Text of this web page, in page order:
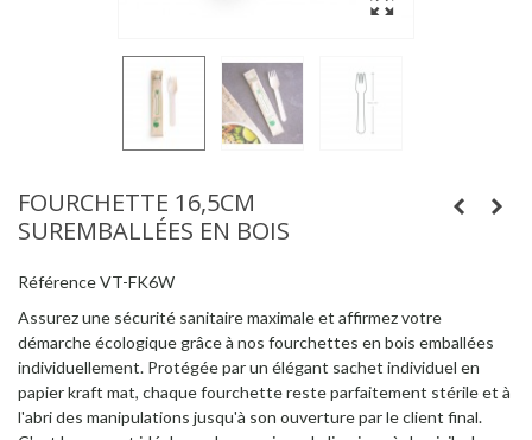
FOURCHETTE 16,5CM
SUREMBALLÉES EN BOIS
RéférenceVT-FK6W
Assurez une sécurité sanitaire maximale et affirmez votre
démarche écologique grâce à nos fourchettes en bois emballées
individuellement. Protégée par un élégant sachet individuel en
papier kraft mat, chaque fourchette reste parfaitement stérile et à
l'abri des manipulations jusqu'à son ouverture par le client final.